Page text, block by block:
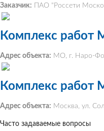
Заказчик: ПАО "Россети
Комплекс работ
Адрес объекта: МО, г. Наро-
Комплекс работ
Адрес объекта: Москва, ул.
Часто задаваемые вопросы